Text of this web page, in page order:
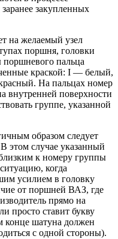
закупленных
на желаемый узел
поршня, головки
пальца
краской: I — белый,
На пальцах номер
внутренней поверхности
группе, указанной
образом следует
этом случае указанный
к номеру группы
когда
усилием в головку
от поршней ВАЗ, где
прямо на
просто ставит букву
шатуна должен
с одной стороны).